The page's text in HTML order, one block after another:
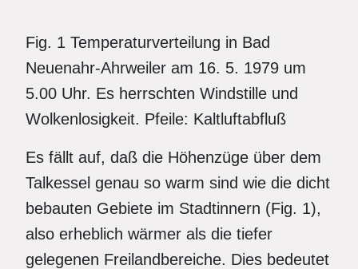
Fig. 1 Temperaturverteilung in Bad
Neuenahr-Ahrweiler am 16. 5. 1979 um
5.00 Uhr. Es herrschten Windstille und
Wolkenlosigkeit. Pfeile: Kaltluftabfluß
Es fällt auf, daß die Höhenzüge über dem
Talkessel genau so warm sind wie die dicht
bebauten Gebiete im Stadtinnern (Fig. 1),
also erheblich wärmer als die tiefer
gelegenen Freilandbereiche. Dies bedeutet